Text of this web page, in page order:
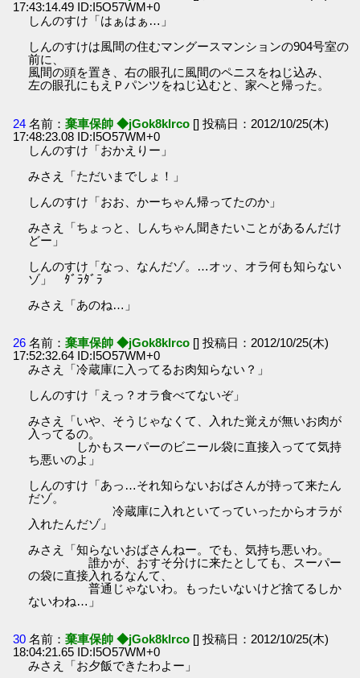
17:43:14.49 ID:I5O57WM+0
しんのすけ「はぁはぁ…」
しんのすけは風間の住むマングースマンションの904号室の
前に、
風間の頭を置き、右の眼孔に風間のペニスをねじ込み、
左の眼孔にもえＰパンツをねじ込むと、家へと帰った。
24 名前：棄車保帥 ◆jGok8klrco [] 投稿日：2012/10/25(木)
17:48:23.08 ID:I5O57WM+0
しんのすけ「おかえりー」
みさえ「ただいまでしょ！」
しんのすけ「おお、かーちゃん帰ってたのか」
みさえ「ちょっと、しんちゃん聞きたいことがあるんだけ
どー」
しんのすけ「なっ、なんだゾ。…オッ、オラ何も知らない
ゾ」 ﾀﾞﾗﾀﾞﾗ
みさえ「あのね…」
26 名前：棄車保帥 ◆jGok8klrco [] 投稿日：2012/10/25(木)
17:52:32.64 ID:I5O57WM+0
みさえ「冷蔵庫に入ってるお肉知らない？」
しんのすけ「えっ？オラ食べてないぞ」
みさえ「いや、そうじゃなくて、入れた覚えが無いお肉が
入ってるの。
しかもスーパーのビニール袋に直接入ってて気持
ち悪いのよ」
しんのすけ「あっ…それ知らないおばさんが持って来たん
だゾ。
冷蔵庫に入れといてっていったからオラが
入れたんだゾ」
みさえ「知らないおばさんねー。でも、気持ち悪いわ。
誰かが、おすそ分けに来たとしても、スーパー
の袋に直接入れるなんて、
普通じゃないわ。もったいないけど捨てるしか
ないわね…」
30 名前：棄車保帥 ◆jGok8klrco [] 投稿日：2012/10/25(木)
18:04:21.65 ID:I5O57WM+0
みさえ「お夕飯できたわよー」